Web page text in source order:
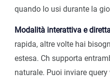
quando lo usi durante la
Modalità interattiva e
rapida, altre volte hai
estesa. Ch supporta
naturale. Puoi inviare